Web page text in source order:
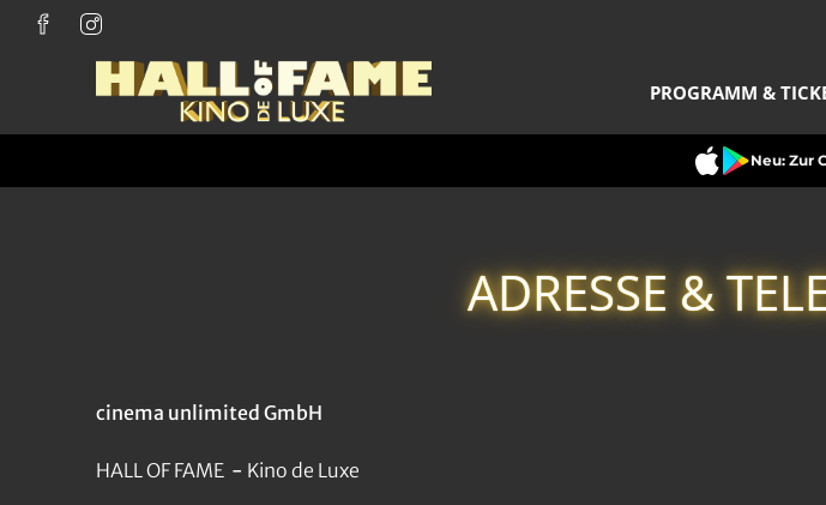
PROGRAMM &
Neu: Zur
ADRESSE &
cinema unlimited GmbH
HALL OF FAME - Kino de Luxe